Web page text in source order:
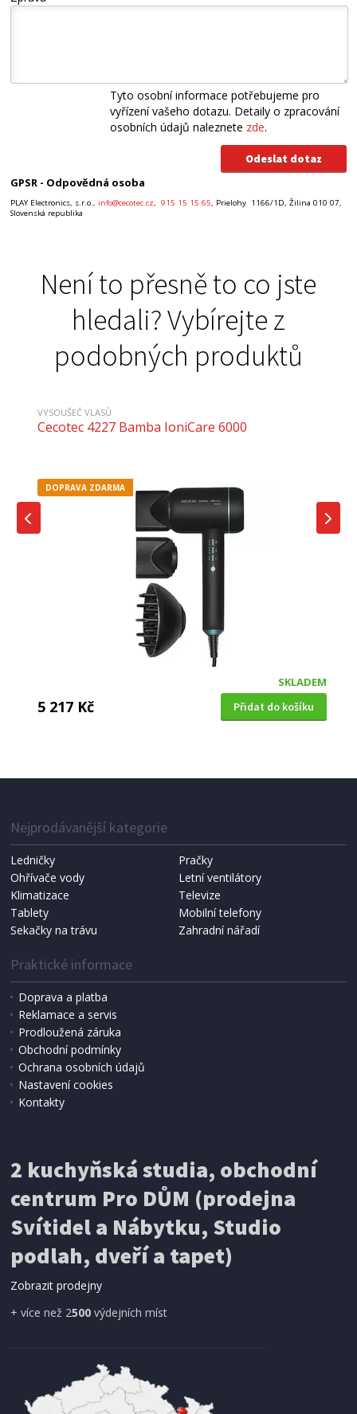
Tyto osobní informace potřebujeme pro
vyřízení vašeho dotazu. Detaily o zpracování
osobních údajů naleznete zde.
GPSR - Odpovědná osoba
PLAY Electronics, s.r.o., info@cecotec.cz, 915 15 15 65, Prielohy 1166/1D, Žilina 010 07,
Slovenská republika
Není to přesně to co jste
hledali? Vybírejte z
podobných produktů
VYSOUŠEČ VLASŮ
Cecotec 4227 Bamba IoniCare 6000
DOPRAVA ZDARMA
SKLADEM
5 217 Kč Přidat do košíku
Cecotec 4244 Bamba Ionicare 6000
DOPRAVA ZDARMA
4 096 Kč
DOPRAVA ZDARMA
Nejprodávanější kategorie
Ledničky
Pračky
Ohřívače vody
Letní ventilátory
Klimatizace
Televize
Tablety
Mobilní telefony
Sekačky na trávu
Zahradní nářadí
Praktické informace
Doprava a platba
Reklamace a servis
Prodloužená záruka
Obchodní podmínky
Ochrana osobních údajů
Nastavení cookies
Kontakty
2 kuchyňská studia, obchodní
centrum Pro DŮM (prodejna
Svítidel a Nábytku, Studio
podlah, dveří a tapet)
Zobrazit prodejny
+ více než 2500 výdejních míst